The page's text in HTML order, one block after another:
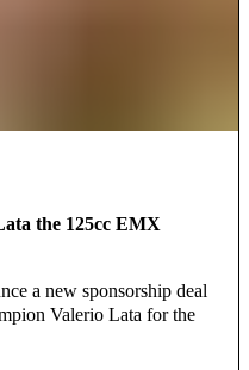
the 125cc EMX
a new sponsorship deal
Valerio Lata for the